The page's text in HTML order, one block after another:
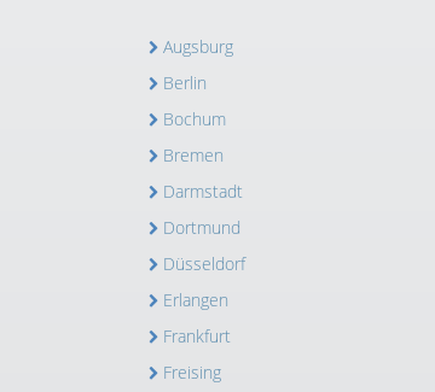
Augsburg
Berlin
Bochum
Bremen
Darmstadt
Dortmund
Düsseldorf
Erlangen
Frankfurt
Freising